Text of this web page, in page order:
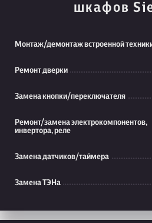
шкафов
Монтаж/демонтаж встроенной
Ремонт дверки
Замена кнопки/переключателя
Ремонт/замена электрокомпонентов,
инвертора, реле
Замена датчиков/таймера
Замена ТЭНа